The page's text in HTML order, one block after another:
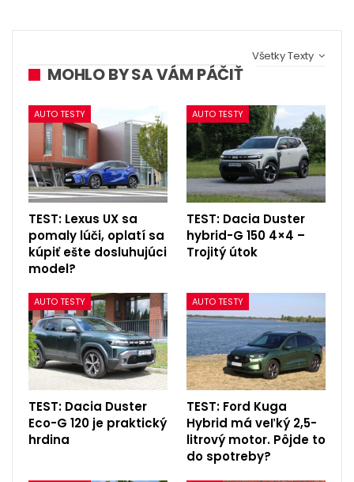
Všetky Texty
MOHLO BY SA VÁM PÁČIŤ
AUTO TESTY
TEST: Lexus UX sa
pomaly lúči, oplatí sa
kúpiť ešte dosluhujúci
model?
AUTO TESTY
TEST: Dacia Duster
hybrid-G 150 4×4 –
Trojitý útok
AUTO TESTY
TEST: Dacia Duster
Eco-G 120 je praktický
hrdina
AUTO TESTY
TEST: Ford Kuga
Hybrid má veľký 2,5-
litrový motor. Pôjde to
do spotreby?